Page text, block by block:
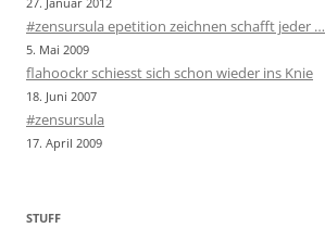
#zensursula epetition zeichnen schafft jeder …
5. Mai 2009
flahoockr schiesst sich schon wieder ins Knie
18. Juni 2007
#zensursula
17. April 2009
STUFF